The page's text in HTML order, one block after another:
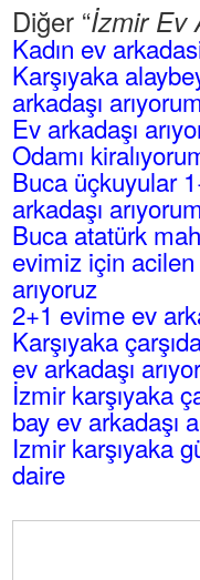
Diğer “İzmir Ev
Kadın ev
Karşıyaka
arkadaşı arıyorum
Ev arkadaşı
Odamı
Buca üçkuyular
arkadaşı arıyorum
Buca atatürk
evimiz için acilen
arıyoruz
2+1 evime ev
Karşıyaka
ev arkadaşı
İzmir karşıyaka
bay ev arkadaşı
Izmir karşıyaka
daire